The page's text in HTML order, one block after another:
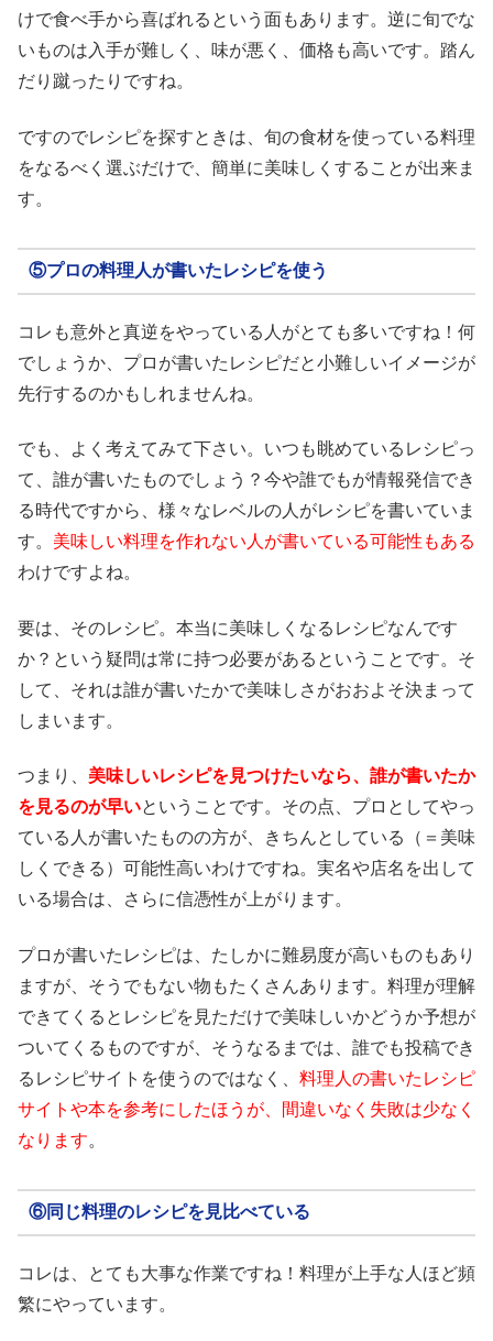
けで食べ手から喜ばれるという面もあります。逆に旬でな
いものは入手が難しく、味が悪く、価格も高いです。踏ん
だり蹴ったりですね。
ですのでレシピを探すときは、旬の食材を使っている料理
をなるべく選ぶだけで、簡単に美味しくすることが出来ま
す。
⑤プロの料理人が書いたレシピを使う
コレも意外と真逆をやっている人がとても多いですね！何
でしょうか、プロが書いたレシピだと小難しいイメージが
先行するのかもしれませんね。
でも、よく考えてみて下さい。いつも眺めているレシピっ
て、誰が書いたものでしょう？今や誰でもが情報発信でき
る時代ですから、様々なレベルの人がレシピを書いていま
す。 美味しい料理を作れない人が書いている可能性もある
わけですよね。
要は、そのレシピ。本当に美味しくなるレシピなんです
か？という疑問は常に持つ必要があるということです。そ
して、それは誰が書いたかで美味しさがおおよそ決まって
しまいます。
つまり、 美味しいレシピを見つけたいなら、誰が書いたか
を見るのが早いということです。その点、プロとしてやっ
ている人が書いたものの方が、きちんとしている（＝美味
しくできる）可能性高いわけですね。実名や店名を出して
いる場合は、さらに信憑性が上がります。
プロが書いたレシピは、たしかに難易度が高いものもあり
ますが、そうでもない物もたくさんあります。料理が理解
できてくるとレシピを見ただけで美味しいかどうか予想が
ついてくるものですが、そうなるまでは、誰でも投稿でき
るレシピサイトを使うのではなく、 料理人の書いたレシピ
サイトや本を参考にしたほうが、間違いなく失敗は少なく
なります。
⑥同じ料理のレシピを見比べている
コレは、とても大事な作業ですね！料理が上手な人ほど頻
繁にやっています。